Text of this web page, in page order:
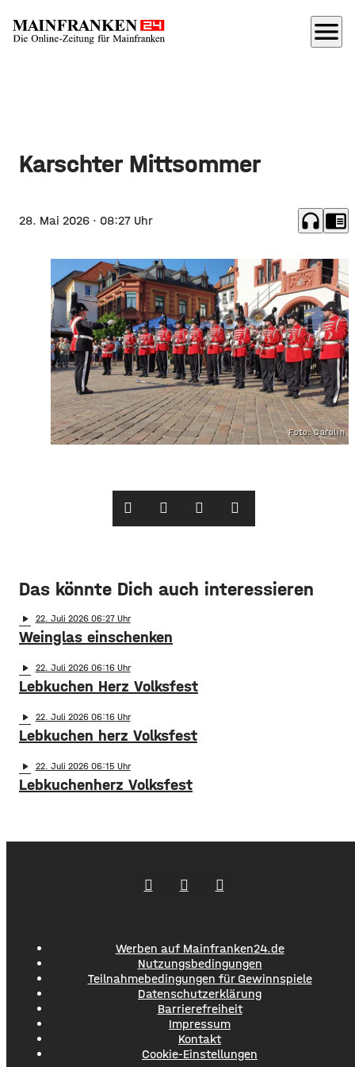
menu
Karschter Mittsommer
28. Mai 2026 · 08:27 Uhr headphones chrome_reader_mode
Foto: Carolin
Das könnte Dich auch interessieren
play_arrow 22. Juli 2026 06:27
Weinglas einschenken
play_arrow 22. Juli 2026 06:16
Lebkuchen Herz Volksfest
play_arrow 22. Juli 2026 06:16
Lebkuchen herz Volksfest
play_arrow 22. Juli 2026 06:15
Lebkuchenherz Volksfest
Werben auf Mainfranken24.de
Nutzungsbedingungen
Teilnahmebedingungen für Gewinnspiele
Datenschutzerklärung
Barrierefreiheit
Impressum
Kontakt
Cookie-Einstellungen